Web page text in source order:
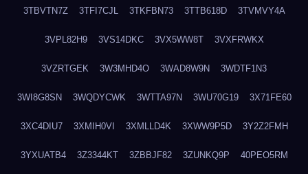
3TBVTN7Z 3TFI7CJL 3TKFBN73 3TTB618D 3TVMVY4A
3VPL82H9 3VS14DKC 3VX5WW8T 3VXFRWKX
3VZRTGEK 3W3MHD4O 3WAD8W9N 3WDTF1N3
3WI8G8SN 3WQDYCWK 3WTTA97N 3WU70G19 3X71FE60
3XC4DIU7 3XMIH0VI 3XMLLD4K 3XWW9P5D 3Y2Z2FMH
3YXUATB4 3Z3344KT 3ZBBJF82 3ZUNKQ9P 40PEO5RM